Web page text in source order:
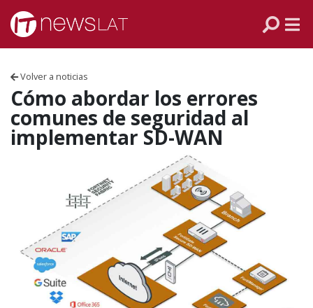
Skip to content
Volver a noticias
Cómo abordar los errores
comunes de seguridad al
implementar SD-WAN
VENEZUELA
ECUADOR
CHILE
ARGENTINA
MÉXICO